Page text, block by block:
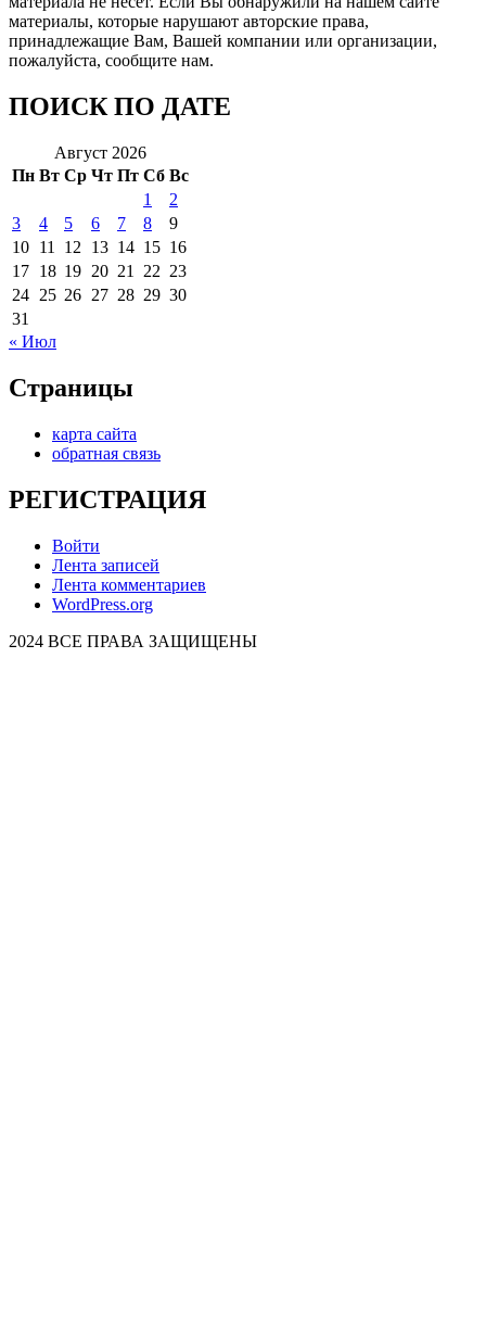
материалы, которые нарушают авторские права,
принадлежащие Вам, Вашей компании или организации,
пожалуйста, сообщите нам.
ПОИСК ПО ДАТЕ
Август 2026
Пн Вт Ср Чт Пт Сб Вс
1
2
3
4 5 6 7 8
9
10 11 12 13 14 15 16
17 18 19 20 21 22 23
24 25 26 27 28 29 30
31
« Июл
Страницы
карта сайта
обратная связь
РЕГИСТРАЦИЯ
Войти
Лента записей
Лента комментариев
WordPress.org
2024 ВСЕ ПРАВА ЗАЩИЩЕНЫ